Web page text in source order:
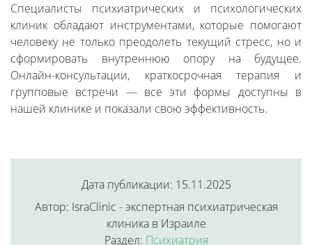
Специалисты психиатрических и психологических
клиник обладают инструментами, которые помогают
человеку не только преодолеть текущий стресс, но и
сформировать внутреннюю опору на будущее.
Онлайн-консультации, краткосрочная терапия и
групповые встречи — все эти формы доступны в
нашей клинике и показали свою эффективность.
Дата публикации: 15.11.2025
Автор: IsraClinic - экспертная психиатрическая
клиника в Израиле
Раздел: Психиатрия